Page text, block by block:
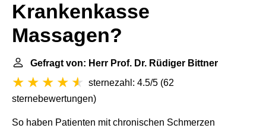
Krankenkasse
Massagen?
Gefragt von: Herr Prof. Dr. Rüdiger Bittner
sternezahl: 4.5/5 (62
sternebewertungen)
So haben Patienten mit chronischen Schmerzen